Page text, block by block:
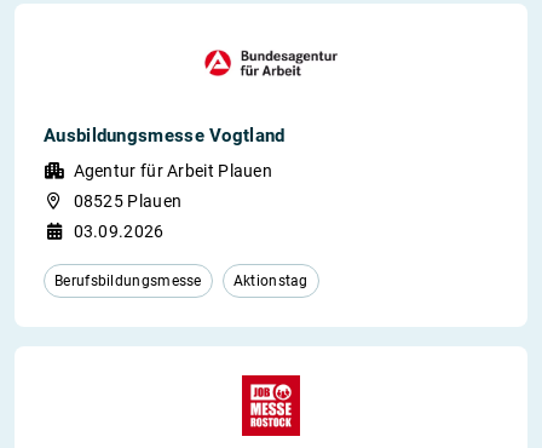
Ausbildungsmesse Vogtland
Agentur für Arbeit Plauen
08525 Plauen
03.09.2026
Berufsbildungsmesse Aktionstag